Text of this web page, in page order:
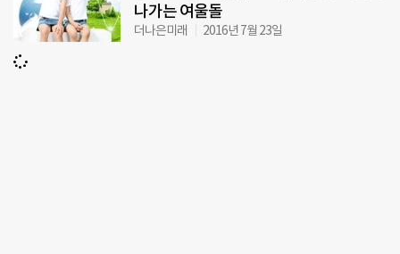
나가는 여울돌
더나은미래 2016년 7월 23일